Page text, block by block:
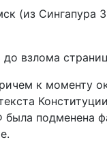
Сингапура
до взлома
к моменту